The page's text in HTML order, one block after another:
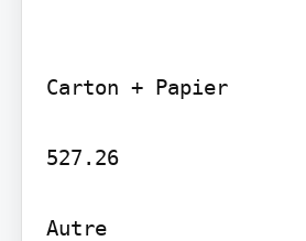
Carton + Papier
527.26
Autre